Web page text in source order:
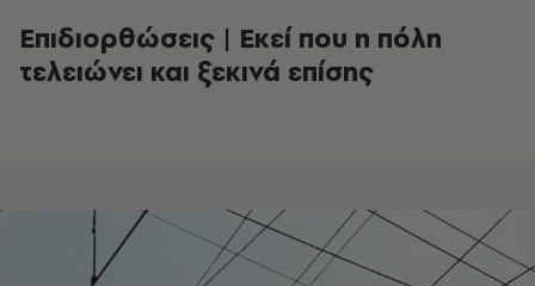
Επιδιορθώσεις | Εκεί που η πόλη
τελειώνει και ξεκινά επίσης